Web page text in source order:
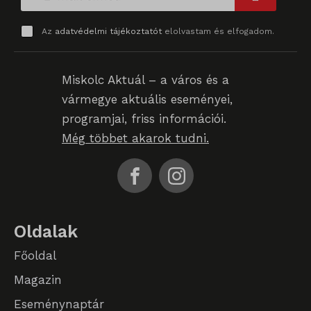
Az adatvédelmi tájékoztatót elolvastam és elfogadom.
Miskolc Aktuál – a város és a
vármegye aktuális eseményei,
programjai, friss információi.
Még többet akarok tudni.
Oldalak
Főoldal
Magazin
Eseménynaptár
_qimei_i_3
_qimei_uuid42
chatbase_anon_id
cookieyes-consent
litespeed_qc_hide_banner
perf_*
SameSite
SL_G_WPT_TO